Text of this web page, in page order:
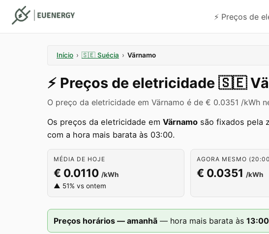
⚡️ Preços de
Início › 🇸🇪 Suécia › Värnamo
⚡️ Preços de eletricidade 🇸🇪
O preço da eletricidade em Värnamo é de € 0.0351 /kWh
Os preços da eletricidade em Värnamo são fixados pela
com a hora mais barata às 03:00.
MÉDIA DE HOJE
€ 0.0110 /kWh
▲ 51% vs ontem
AGORA MESMO
€ 0.0351 /kWh
Preços horários — amanhã — hora mais barata às 13:00